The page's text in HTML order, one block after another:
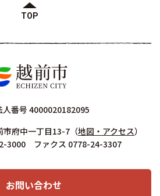
TOP
人番号 4000020182095
市府中一丁目13-7 （地図・アクセス）
3000 ファクス 0778-24-3307
お問い合わせ